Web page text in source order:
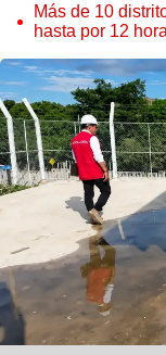
Más de 10
hasta por 12